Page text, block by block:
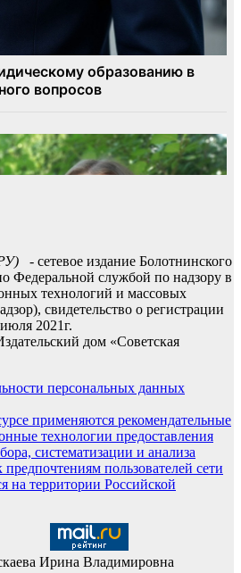
- сетевое издание Болотнинского
Федеральной службой по надзору в
технологий и массовых
свидетельство о регистрации
2021г.
дом «Советская
персональных данных
применяются рекомендательные
технологии предоставления
систематизации и анализа
пользователей сети
на территории Российской
Ирина Владимировна